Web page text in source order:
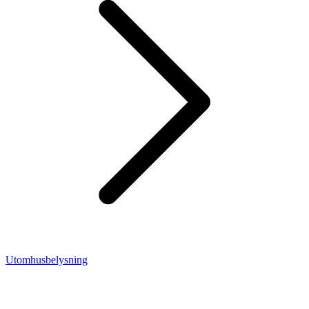
Utomhusbelysning